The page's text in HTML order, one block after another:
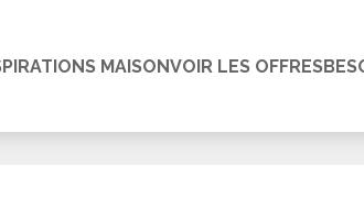
MAISONVOIR LES OFFRES